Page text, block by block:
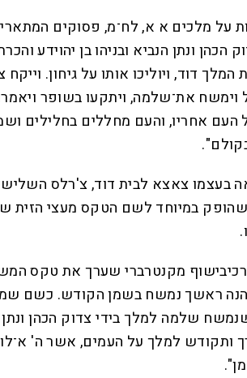
על מלכים א א, לח־מ, פסוקים
הכהן ונתן הנביא ובניהו בן יהוידע
דוד, ויוליכו אותו על גיחון.
וימשח את־שלמה, ויתקעו בשופר
העם אחריו, והעם מחללים בחלילים
".
בעצמו צאצא לבית דוד, צ'רלס
במיוחד לשם הטקס מעצי הזית
.
מקנטרברי שערך את טקס
"הנה ראשך נמשח בשמן הקודש. כשם
שלמה למלך בידי צדוק הכהן ונתן
ותקודש למלך על העמים, אשר ה'
".